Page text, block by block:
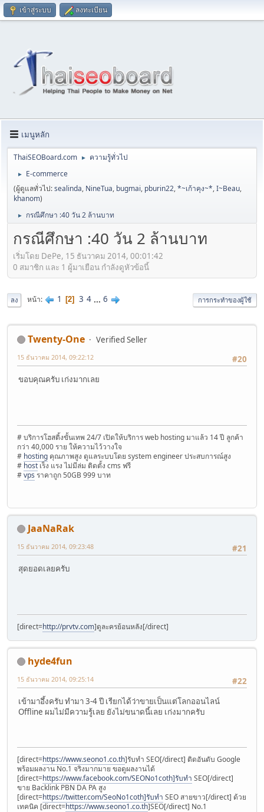
เข้าสู่ระบบ ลงทะเบียน
เมนูหลัก
ThaiSEOBoard.com ► ความรู้ทั่วไป
►
E-commerce
(ผู้ดูแลทั่วไป:sealinda, NineTua, bugmai, pburin22,*~เก้าคุง~*,I~Beau,
khanom)
► กรณีศึกษา :40 วัน 2 ล้านบาท
กรณีศึกษา :40 วัน 2 ล้านบาท
เริ่มโดย DePe, 15 ธันวาคม 2014, 00:01:42
0 สมาชิก และ 1 ผู้มาเยือน กำลังดูหัวข้อนี้
ลง หน้า 1 2 3 4 ... 6 การกระทำของผู้ใช้
Twenty-One
Verified Seller
#20
15 ธันวาคม 2014, 09:22:12
ขอบคุณครับ เก่งมากเลย
# บริการโฮสติ้งขั้นเทพ 24/7 เปิดให้บริการ web hosting มาแล้ว 14 ปี ลูกค้า
กว่า 40,000 ราย ให้ความไว้วางใจ
# hosting คุณภาพสูง ดูแลระบบโดย system engineer ประสบการณ์สูง
# host เร็ง แรง ไม่มีล่ม ติดตั้ง cms ฟรี
#vps ราคาถูก 50GB 999 บาท
JaaNaRak
#21
15 ธันวาคม 2014, 09:23:48
สุดยอดเลยครับ
[direct=http://prvtv.com]ดูละครย้อนหลัง[/direct]
hyde4fun
#22
15 ธันวาคม 2014, 09:25:14
เข้ามาอึ้งครับ ทำมา 3-4 ปี เรียกได้ว่าขายเป็นแต่โลกออนไลน์
Offline ผมไม่มีความรู้เลย ยังไม่ขนาดนี้เลย เก่งมากครับ
[direct=https://www.seono1.co.th]รับทำ SEO[/direct] ติดอันดับ Google
พร้อมผลงาน No.1 จริงมากมาย ขอดูผลงานได้
[direct=https://www.facebook.com/SEONo1coth]รับทำ SEO[/direct]
ขาย Backlink PBN DA PA สูง
[direct=https://twitter.com/SeoNo1coth]รับทำ SEO สายขาว[/direct] ด้วย
เทคนิค [direct=https://www.seono1.co.th]SEO[/direct] No.1